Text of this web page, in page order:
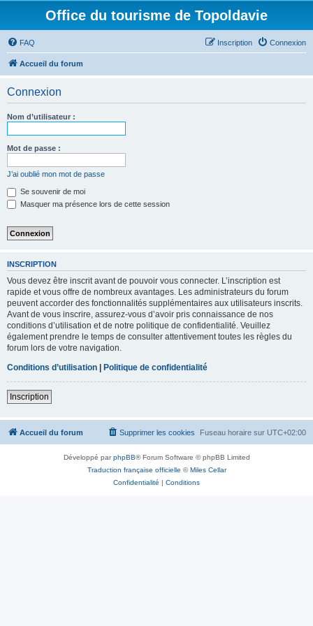
Office du tourisme de Topoldavie
FAQ Connexion
Inscription
Accueil du forum
Connexion
Nom d’utilisateur :
Mot de passe :
J’ai oublié mon mot de passe
Se souvenir de moi
Masquer ma présence lors de cette session
INSCRIPTION
Vous devez être inscrit avant de pouvoir vous connecter. L’inscription est
rapide et vous offre de nombreux avantages. Les administrateurs du forum
peuvent accorder des fonctionnalités supplémentaires aux utilisateurs inscrits.
Avant de vous inscrire, assurez-vous d’avoir pris connaissance de nos
conditions d’utilisation et de notre politique de confidentialité. Veuillez
également prendre le temps de consulter attentivement toutes les règles du
forum lors de votre navigation.
Conditions d’utilisation | Politique de confidentialité
Inscription
Accueil du forum Fuseau horaire sur UTC+02:00
Supprimer les cookies
Développé parphpBB® Forum Software © phpBB Limited
Traduction française officielle ©Miles Cellar
Confidentialité | Conditions